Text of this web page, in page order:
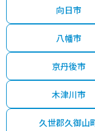
向日市
八幡市
京丹後市
木津川市
久世郡久御山